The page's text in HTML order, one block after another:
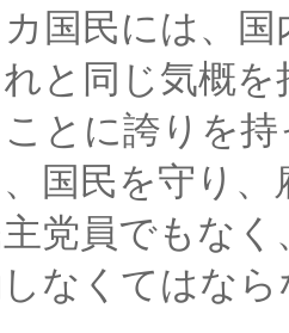
国民には、
と同じ気概
とに誇りを
国民を守り
党員でもな
なくてはな